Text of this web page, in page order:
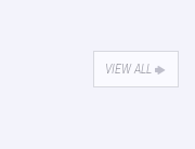
VIEW ALL